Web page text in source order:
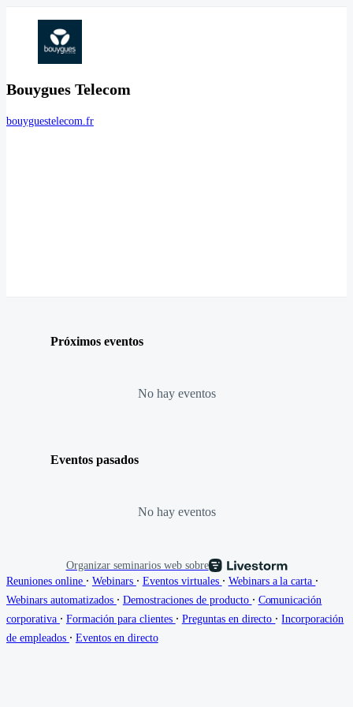
Bouygues Telecom
bouyguestelecom.fr
Próximos eventos
No hay eventos
Eventos pasados
No hay eventos
Organizar seminarios web sobre
Reuniones online ∙ Webinars ∙ Eventos virtuales ∙ Webinars a la carta ∙
Webinars automatizados ∙ Demostraciones de producto ∙ Comunicación
corporativa ∙ Formación para clientes ∙ Preguntas en directo ∙ Incorporación
de empleados ∙ Eventos en directo